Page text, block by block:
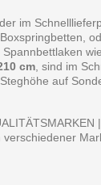
im
wie
cm, sind im
auf
verschiedener